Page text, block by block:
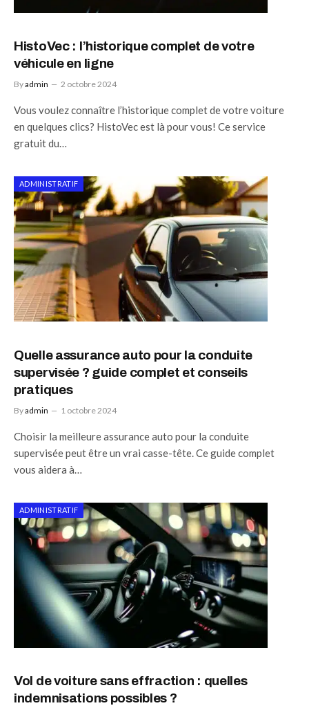
HistoVec : l’historique complet de votre
véhicule en ligne
Byadmin 2 octobre 2024
Vous voulez connaître l’historique complet de votre voiture
en quelques clics? HistoVec est là pour vous! Ce service
gratuit du…
ADMINISTRATIF
Quelle assurance auto pour la conduite
supervisée ? guide complet et conseils
pratiques
Byadmin 1 octobre 2024
Choisir la meilleure assurance auto pour la conduite
supervisée peut être un vrai casse-tête. Ce guide complet
vous aidera à…
ADMINISTRATIF
Vol de voiture sans effraction : quelles
indemnisations possibles ?